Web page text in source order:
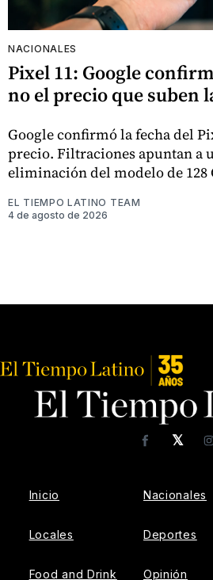
NACIONALES
Pixel 11: Google
no el precio que suben
Google confirmó la fecha del
precio. Filtraciones apuntan a
eliminación del modelo de 128
EL TIEMPO LATINO TEAM
4 de agosto de 2026
𝕏
Facebook
Inicio
Locales
Food and Drink
Nacionales
Deportes
Opinión